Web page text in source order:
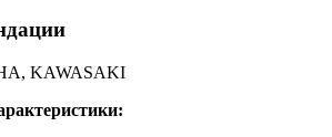
KAWASAKI